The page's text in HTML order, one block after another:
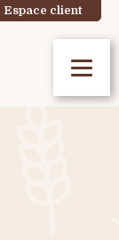
Espace client